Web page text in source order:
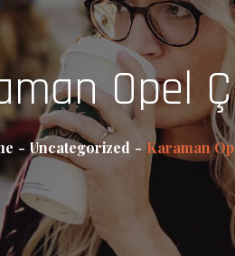
Opel
Uncategorized Karaman